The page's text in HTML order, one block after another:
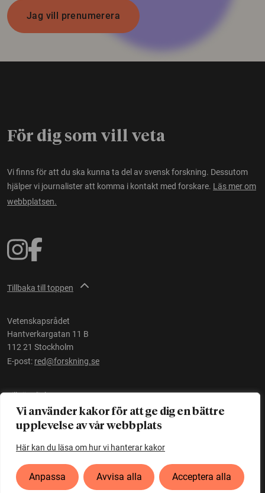
Vi använder kakor för att ge dig en bättre
upplevelse av vår webbplats
Här kan du läsa om hur vi hanterar kakor
Anpassa Avvisa alla Acceptera alla
Jag vill prenumerera
För dig som vill veta
Vi finns för att du ska kunna ta del av svensk forskning. Dessutom
hjälper vi journalister att komma i kontakt med forskare. Läs mer om
webbplatsen.
Tillbaka till toppen
Vetenskapsrådet
Hantverkargatan 11 B
112 21 Stockholm
E-post: red@forskning.se
Tillgänglighet
Ett initiativ avVetenskapsrådet